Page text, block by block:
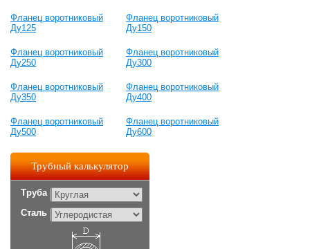
Фланец воротниковый
Ду125
Фланец воротниковый
Ду150
Фланец воротниковый
Ду250
Фланец воротниковый
Ду300
Фланец воротниковый
Ду350
Фланец воротниковый
Ду400
Фланец воротниковый
Ду500
Фланец воротниковый
Ду600
Трубный калькулятор
Труба
Сталь